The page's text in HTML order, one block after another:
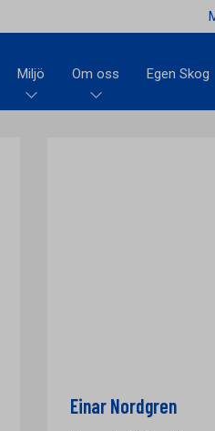
Miljö Om oss Egen Skog
Einar Nordgren